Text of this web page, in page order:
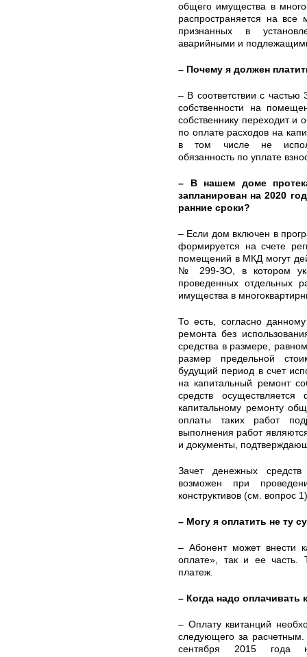
общего имущества в
распространяется на все
признанных в
аварийными и
– Почему я должен
– В соответствии с
собственности на
собственнику переходит и
по оплате расходов на
в том числе не
обязанность по уплате
– В нашем доме
запланирован на 2020
ранние сроки?
– Если дом включен в
формируется на счете
помещений в МКД могут
№ 299-ЗО, в котором
проведенных отдельных
имущества в
То есть, согласно
ремонта без
средства в размере,
размер предельной
будущий период в счет
на капитальный ремонт
средств
капитальному ремонту
оплаты таких работ
выполнения работ
и документы,
Зачет денежных
возможен при
конструктивов (см. вопрос
– Могу я оплатить не ту
– Абонент может внести
оплате», так и ее часть.
платеж.
– Когда надо оплачивать
– Оплату квитанций
следующего за
сентября 2015 года